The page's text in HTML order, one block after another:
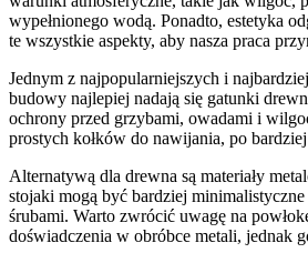
wypełnionego wodą. Ponadto, estetyka
te wszystkie aspekty, aby nasza praca
Jednym z najpopularniejszych i
budowy najlepiej nadają się gatunki
ochrony przed grzybami, owadami i
prostych kołków do nawijania, po
Alternatywą dla drewna są materiały
stojaki mogą być bardziej
śrubami. Warto zwrócić uwagę na
doświadczenia w obróbce metali, jednak